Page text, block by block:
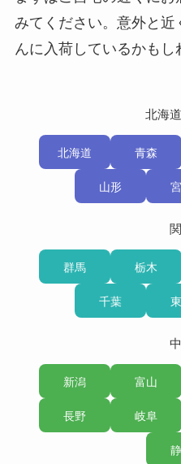
みてください。意外と近
んに入荷しているかもし
北海
北海道 青森
山形
群馬 栃木
千葉
新潟 富山
長野 岐阜